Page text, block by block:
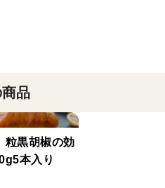
品
粒黒胡椒の効
本入り